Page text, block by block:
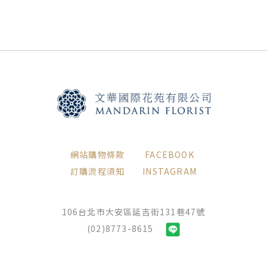
網站購物條款
訂購流程須知
FACEBOOK
INSTAGRAM
106台北市大安區延吉街131巷47號
(02)8773-8615